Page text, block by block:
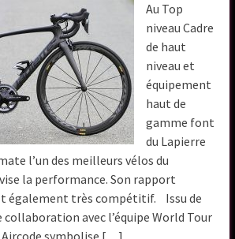
Au Top
niveau Cadre
de haut
niveau et
équipement
haut de
gamme font
du Lapierre
l’un des meilleurs vélos du
la performance. Son rapport
également très compétitif. Issu de
collaboration avec l’équipe World Tour
Aircode symbolise […]